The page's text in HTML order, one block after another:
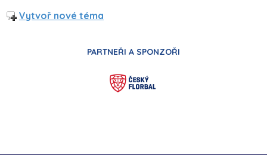
Vytvoř nové téma
PARTNEŘI A SPONZOŘI